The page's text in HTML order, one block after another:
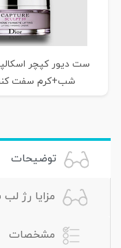
شب+کرم سفت
توضیحات
مزایا رژ
مشخصات